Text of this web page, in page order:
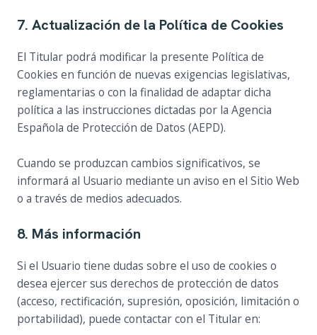
7. Actualización de la Política de Cookies
El Titular podrá modificar la presente Política de
Cookies en función de nuevas exigencias legislativas,
reglamentarias o con la finalidad de adaptar dicha
política a las instrucciones dictadas por la Agencia
Española de Protección de Datos (AEPD).
Cuando se produzcan cambios significativos, se
informará al Usuario mediante un aviso en el Sitio Web
o a través de medios adecuados.
8. Más información
Si el Usuario tiene dudas sobre el uso de cookies o
desea ejercer sus derechos de protección de datos
(acceso, rectificación, supresión, oposición, limitación o
portabilidad), puede contactar con el Titular en: